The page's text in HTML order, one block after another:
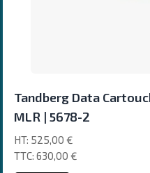
Tandberg Data
MLR | 5678-2
630,00 €
525,00 €